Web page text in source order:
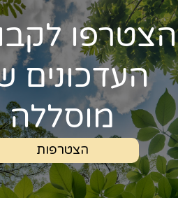
הצטרפו
העדכונים
מוסללה
הצטרפות